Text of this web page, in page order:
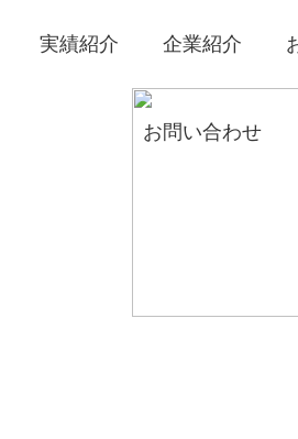
実績紹介 企業紹介
お問い合わせ